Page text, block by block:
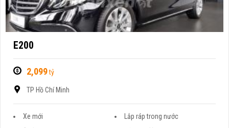
E200
2,099tỷ
TP Hồ Chí Minh
Xe mới
Lắp ráp trong nước